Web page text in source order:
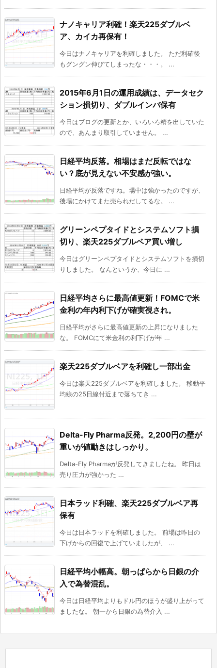
ナノキャリア利確！楽天225ダブルベ
ア、カイカ再保有！
今日はナノキャリアを利確しました。 ただ利確後
もグングン伸びてしまったな・・・。 ...
2015年6月1日の運用成績は、データセク
ション損切り、ダブルインバ保有
今日はブログの更新とか、いろいろ精を出していた
ので、あんまり取引していません。 ...
日経平均反落。相場はまだ反転ではな
い？底が見えない不安感が強い。
日経平均が反落ですね。場中は強かったのですが、
後場にかけてまた売られだしてるな。 ...
グリーンペプタイドとシステムソフト損
切り、楽天225ダブルベア買い増し
今日はグリーンペプタイドとシステムソフトを損切
りしました。 なんというか、今日に ...
日経平均さらに最高値更新！FOMCで米
金利の年内利下げが確実視され。
日経平均がさらに最高値更新の上昇になりました
な。 FOMCにて米金利の利下げが年 ...
楽天225ダブルベアを利確し一部出金
今日は楽天225ダブルベアを利確しました。 移動平
均線の25日線付近まで落ちてき ...
Delta-Fly Pharma反発。2,200円の壁が
重いが値動きはしっかり。
Delta-Fly Pharmaが反発してきましたね。 昨日は
売り圧力が強かった ...
日本ラッド利確、楽天225ダブルベア再
保有
今日は日本ラッドを利確しました。 前場は昨日の
下げからの回復で上げていましたが、 ...
日経平均小幅高。朝っぱらから日銀の介
入で為替混乱。
今日は日経平均よりもドル円のほうが盛り上がって
ましたな。 朝一から日銀の為替介入 ...